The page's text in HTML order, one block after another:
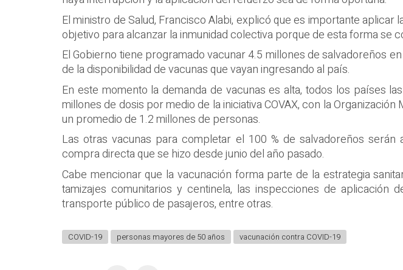
El ministro de Salud, Francisco Alabi, explicó que es importante
objetivo para alcanzar la inmunidad colectiva porque de esta forma se
El Gobierno tiene programado vacunar 4.5 millones de salvadoreños
de la disponibilidad de vacunas que vayan ingresando al país.
En este momento la demanda de vacunas es alta, todos los países
millones de dosis por medio de la iniciativa COVAX, con la
un promedio de 1.2 millones de personas.
Las otras vacunas para completar el 100 % de salvadoreños
compra directa que se hizo desde junio del año pasado.
Cabe mencionar que la vacunación forma parte de la estrategia
tamizajes comunitarios y centinela, las inspecciones de
transporte público de pasajeros, entre otras.
COVID-19 personas mayores de 50 años vacunación contra COVID-19